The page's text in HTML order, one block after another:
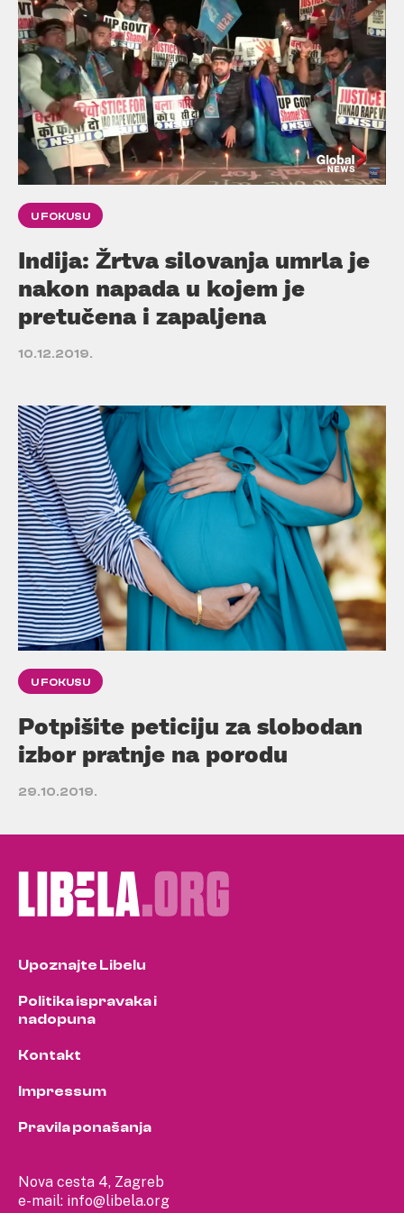
U FOKUSU
Indija: Žrtva silovanja umrla je
nakon napada u kojem je
pretučena i zapaljena
10.12.2019.
U FOKUSU
Potpišite peticiju za slobodan
izbor pratnje na porodu
29.10.2019.
Nova cesta 4, Zagreb
e-mail: info@libela.org
Upoznajte Libelu
Politika ispravaka i
nadopuna
Kontakt
Impressum
Pravila ponašanja